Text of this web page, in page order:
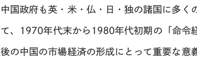
中国政府も英・米・仏・日・独の諸国に多く
て、1970年代末から1980年代初期の「命令
後の中国の市場経済の形成にとって重要な意